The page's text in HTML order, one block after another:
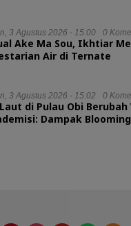
3 Agustus 2026 - 15:00 0
Ake Ma Sou, Ikhtiar
Air di Ternate
3 Agustus 2026 - 15:02 0
di Pulau Obi Berubah
Dampak Blooming